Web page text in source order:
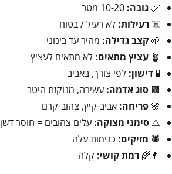
📏 גובה: 10-20 מטר
☠️ רעילות: לא רעיל / בטוח
🌱 קצב גדילה: מהיר עד בינוני
🪴 עציץ מתאים: לא מתאים לעציץ
🧪 דישון: לפי צורך, באביב
🟫 סוג אדמה: עשירה, מנוקזת היטב
🌸 פריחה: אביב-קיץ, צהוב-קרם
⚠️ סימני מצוקה: עלים צהובים = חוסר דשן
🕷️ מזיקים: כנימות עלה
👨‍🌾 רמת קושי: קלה